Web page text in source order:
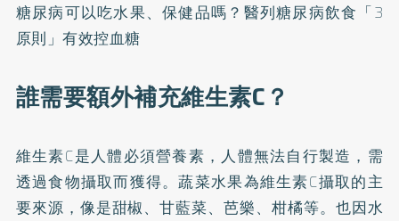
糖尿病可以吃水果、保健品嗎？醫列糖尿病飲食「3
原則」有效控血糖
誰需要額外補充維生素C？
維生素C是人體必須營養素，人體無法自行製造，需
透過食物攝取而獲得。蔬菜水果為維生素C攝取的主
要來源，像是甜椒、甘藍菜、芭樂、柑橘等。也因水